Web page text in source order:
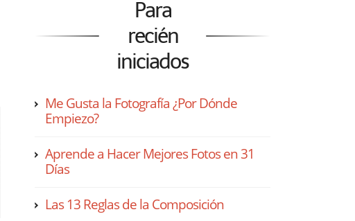
Para
recién
iniciados
Me Gusta la Fotografía ¿Por Dónde
Empiezo?
Aprende a Hacer Mejores Fotos en 31
Días
Las 13 Reglas de la Composición